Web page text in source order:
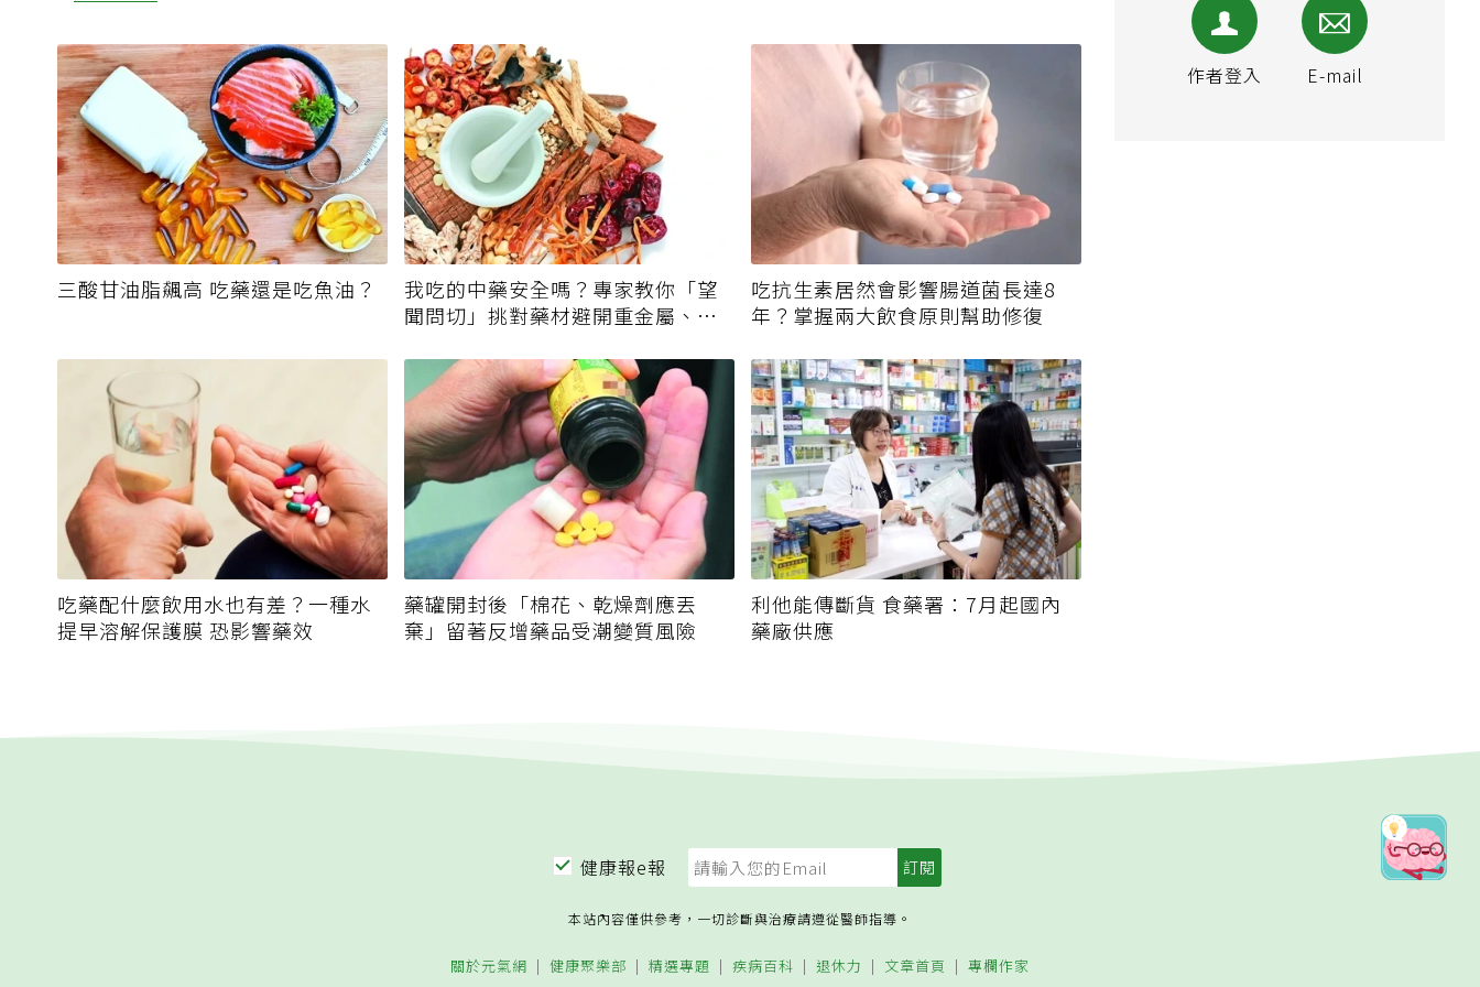
作者登入 E-mail
三酸甘油脂飆高 吃藥還是吃魚油？
我吃的中藥安全嗎？專家教你「望
聞問切」挑對藥材避開重金屬、發
吃抗生素居然會影響腸道菌長達8
年？掌握兩大飲食原則幫助修復
吃藥配什麼飲用水也有差？一種水
提早溶解保護膜 恐影響藥效
藥罐開封後「棉花、乾燥劑應丟
棄」留著反增藥品受潮變質風險
利他能傳斷貨 食藥署：7月起國內
藥廠供應
健康報e報
本站內容僅供參考，一切診斷與治療請遵從醫師指導。
關於元氣網 健康聚樂部 精選專題 疾病百科 退休力 文章首頁 專欄作家